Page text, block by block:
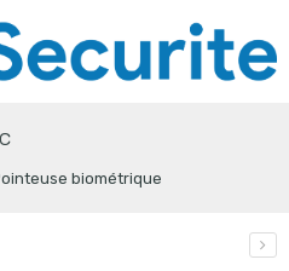
biométrique